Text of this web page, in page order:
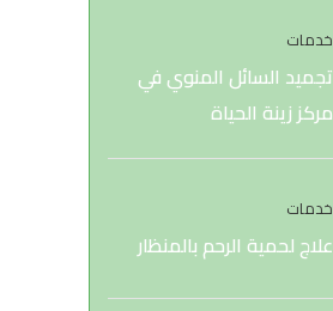
خدمات
تجميد السائل المنوي في
مركز زينة الحياة
خدمات
علاج لحمية الرحم بالمنظار